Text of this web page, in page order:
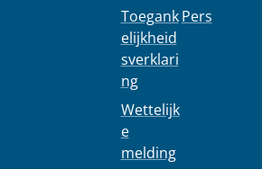
Toegank
elijkheid
sverklari
ng
Wettelijk
e
melding
Pers